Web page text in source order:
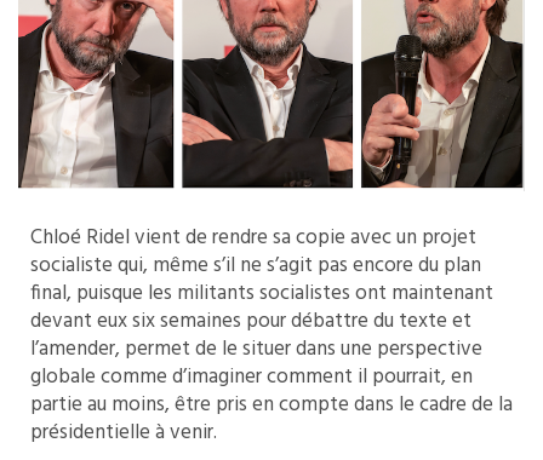
Chloé Ridel vient de rendre sa copie avec un projet
socialiste qui, même s’il ne s’agit pas encore du plan
final, puisque les militants socialistes ont maintenant
devant eux six semaines pour débattre du texte et
l’amender, permet de le situer dans une perspective
globale comme d’imaginer comment il pourrait, en
partie au moins, être pris en compte dans le cadre de la
présidentielle à venir.